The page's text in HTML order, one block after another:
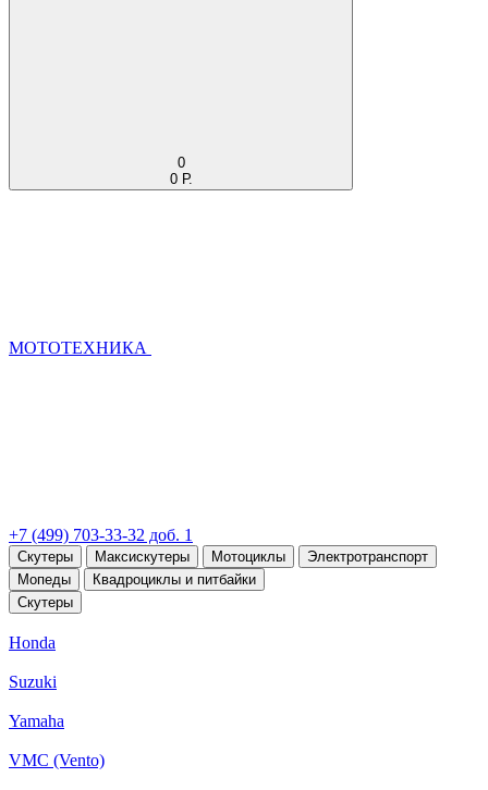
0
0 Р.
МОТОТЕХНИКА
+7 (499) 703-33-32 доб. 1
Скутеры Максискутеры Мотоциклы
Электротранспорт
Мопеды
Квадроциклы и питбайки
Скутеры
Honda
Suzuki
Yamaha
VMC (Vento)